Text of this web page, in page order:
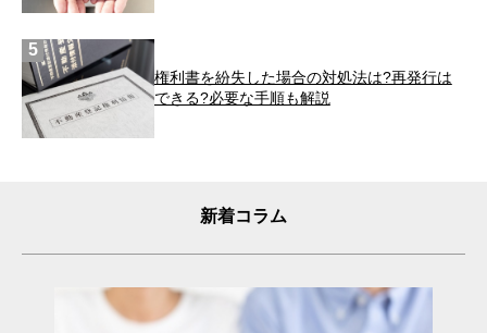
権利書を紛失した場合の対処法は?再発行は
できる?必要な手順も解説
新着コラム